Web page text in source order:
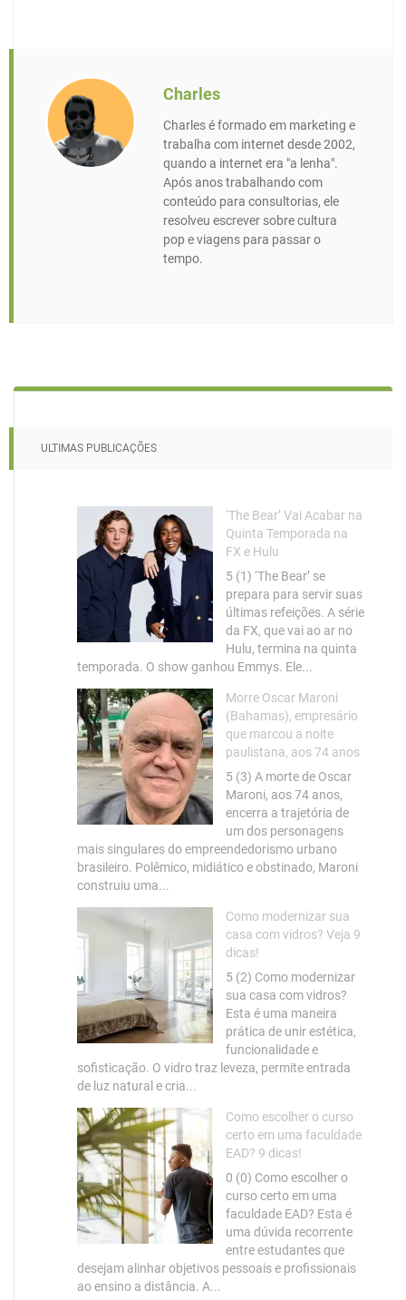
Charles
Charles é formado em marketing e
trabalha com internet desde 2002,
quando a internet era "a lenha".
Após anos trabalhando com
conteúdo para consultorias, ele
resolveu escrever sobre cultura
pop e viagens para passar o
tempo.
ULTIMAS PUBLICAÇÕES
‘The Bear’ Vai Acabar na
Quinta Temporada na
FX e Hulu
5 (1) ‘The Bear’ se
prepara para servir suas
últimas refeições. A série
da FX, que vai ao ar no
Hulu, termina na quinta
temporada. O show ganhou Emmys. Ele...
Morre Oscar Maroni
(Bahamas), empresário
que marcou a noite
paulistana, aos 74 anos
5 (3) A morte de Oscar
Maroni, aos 74 anos,
encerra a trajetória de
um dos personagens
mais singulares do empreendedorismo urbano
brasileiro. Polêmico, midiático e obstinado, Maroni
construiu uma...
Como modernizar sua
casa com vidros? Veja 9
dicas!
5 (2) Como modernizar
sua casa com vidros?
Esta é uma maneira
prática de unir estética,
funcionalidade e
sofisticação. O vidro traz leveza, permite entrada
de luz natural e cria...
Como escolher o curso
certo em uma faculdade
EAD? 9 dicas!
0 (0) Como escolher o
curso certo em uma
faculdade EAD? Esta é
uma dúvida recorrente
entre estudantes que
desejam alinhar objetivos pessoais e profissionais
ao ensino a distância. A...